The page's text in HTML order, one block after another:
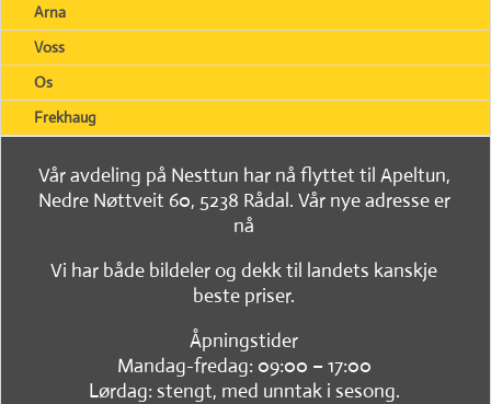
Arna
Voss
Os
Frekhaug
Vår avdeling på Nesttun har nå flyttet til Apeltun,
Nedre Nøttveit 60, 5238 Rådal. Vår nye adresse er
nå
Vi har både bildeler og dekk til landets kanskje
beste priser.
Åpningstider
Mandag-fredag: 09:00 – 17:00
Lørdag: stengt, med unntak i sesong.